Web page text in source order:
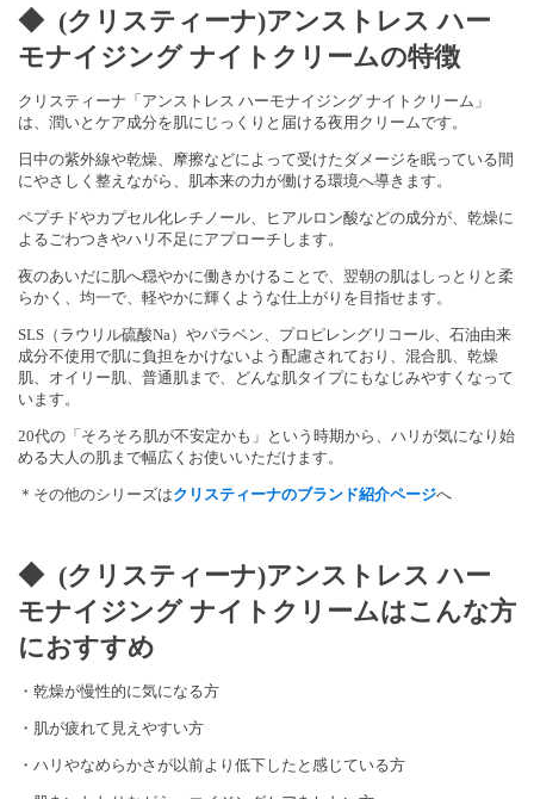
◆ (クリスティーナ)アンストレス ハー
モナイジング ナイトクリームの特徴
クリスティーナ「アンストレス ハーモナイジング ナイトクリーム」
は、潤いとケア成分を肌にじっくりと届ける夜用クリームです。
日中の紫外線や乾燥、摩擦などによって受けたダメージを眠っている間
にやさしく整えながら、肌本来の力が働ける環境へ導きます。
ペプチドやカプセル化レチノール、ヒアルロン酸などの成分が、乾燥に
よるごわつきやハリ不足にアプローチします。
夜のあいだに肌へ穏やかに働きかけることで、翌朝の肌はしっとりと柔
らかく、均一で、軽やかに輝くような仕上がりを目指せます。
SLS（ラウリル硫酸Na）やパラベン、プロピレングリコール、石油由来
成分不使用で肌に負担をかけないよう配慮されており、混合肌、乾燥
肌、オイリー肌、普通肌まで、どんな肌タイプにもなじみやすくなって
います。
20代の「そろそろ肌が不安定かも」という時期から、ハリが気になり始
める大人の肌まで幅広くお使いいただけます。
＊その他のシリーズはクリスティーナのブランド紹介ページへ
◆ (クリスティーナ)アンストレス ハー
モナイジング ナイトクリームはこんな方
におすすめ
・乾燥が慢性的に気になる方
・肌が疲れて見えやすい方
・ハリやなめらかさが以前より低下したと感じている方